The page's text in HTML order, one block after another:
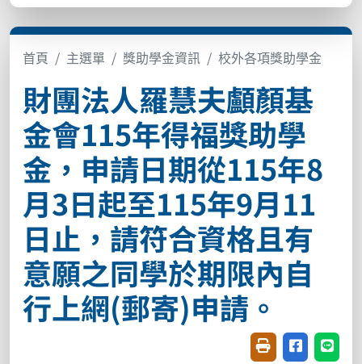
首頁 主選單 獎助學金資訊 校外各項獎助學金
財團法人羅慧夫顱顏基
金會115年得福獎助學
金，申請日期從115年8
月3日起至115年9月11
日止，請符合資格且有
意願之同學於期限內自
行上網(郵寄)申請。
友善列印(開新視
分享至臉書
分享